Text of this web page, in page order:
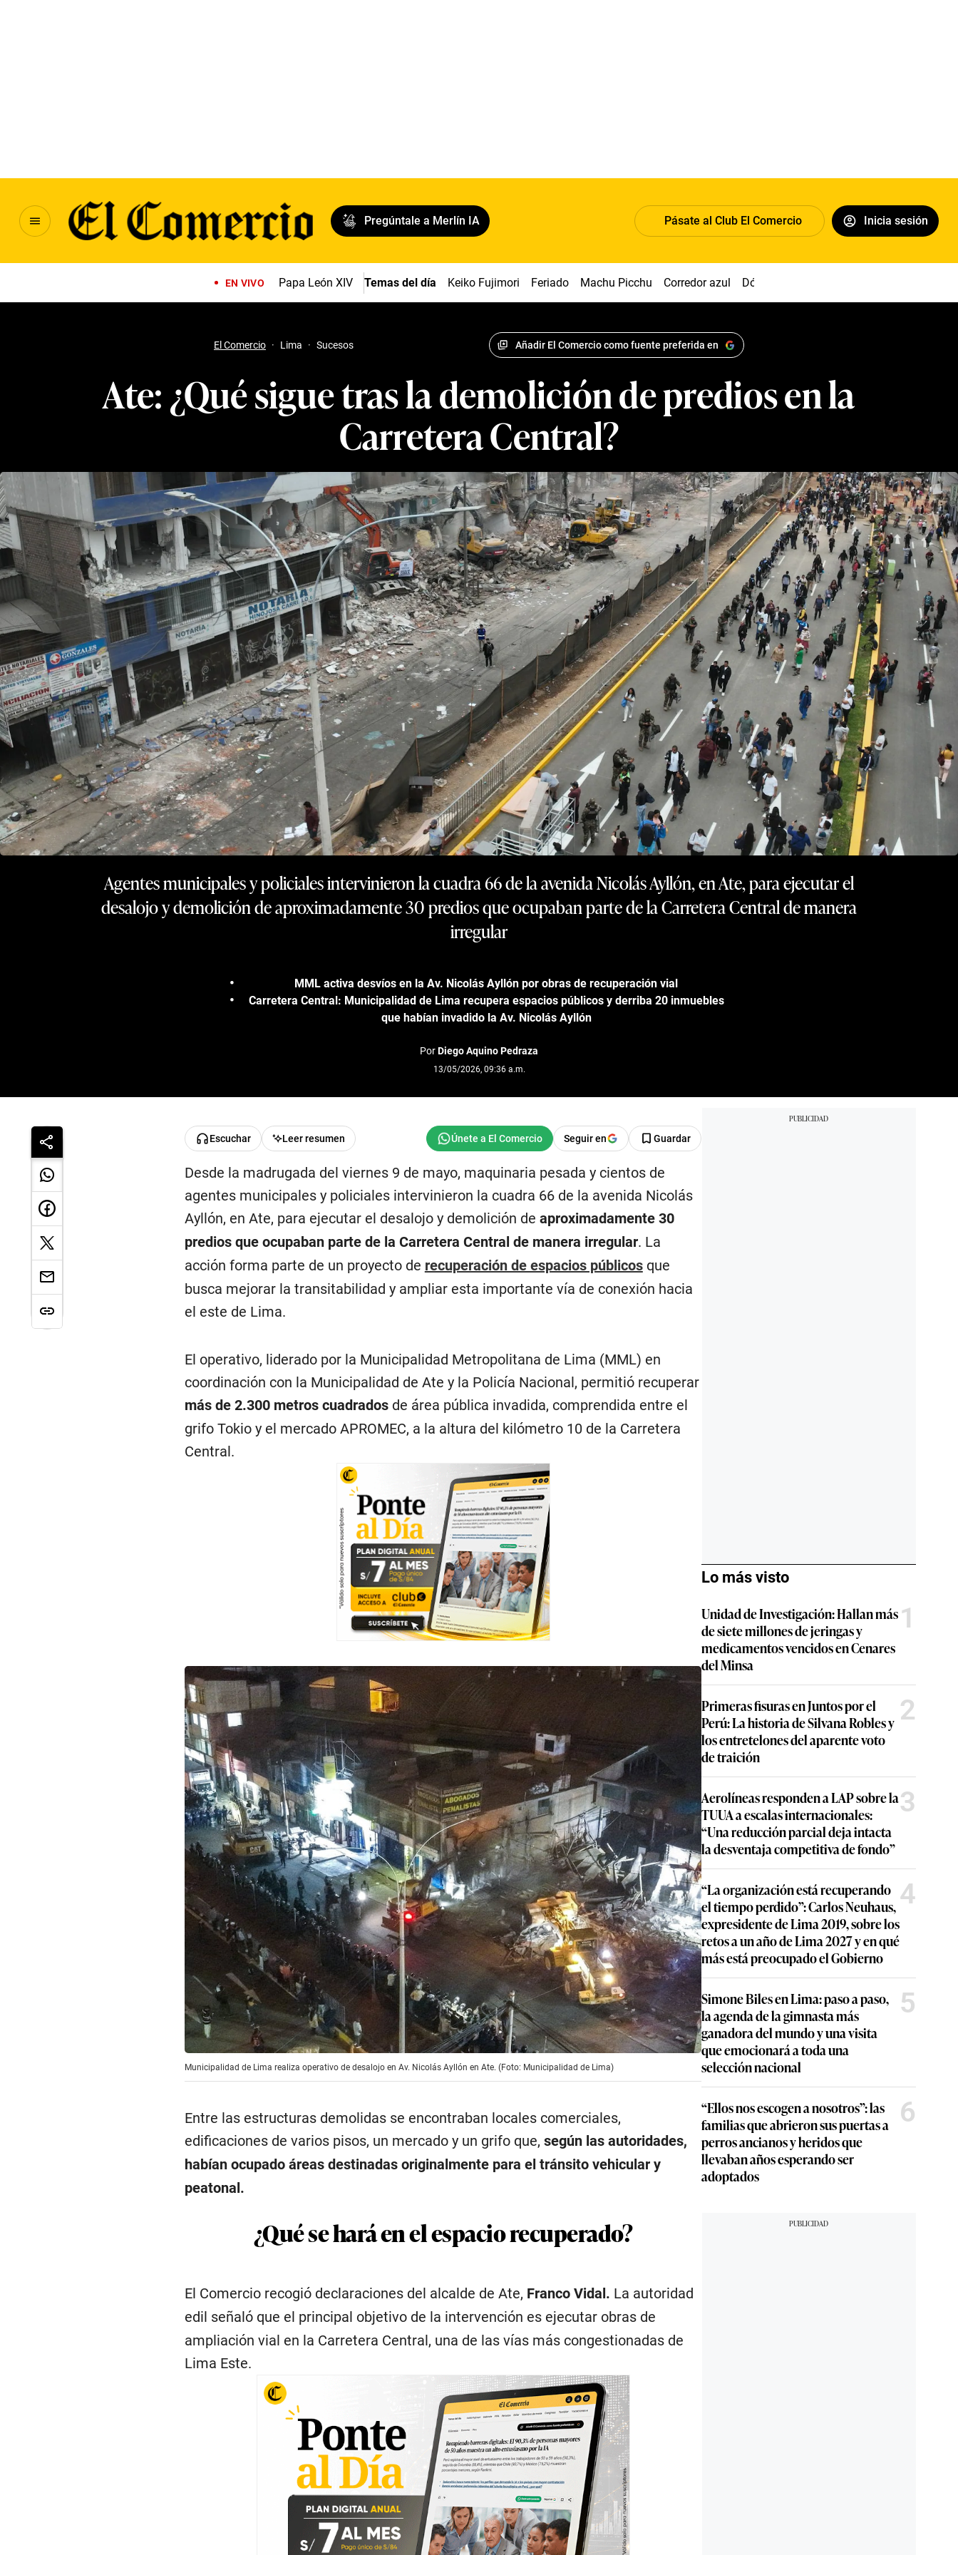
Pregúntale a Merlín IA Pásate al Club El Comercio Inicia sesión
EN VIVO Papa León XIV Temas del día Keiko Fujimori Feriado Machu Picchu Corredor azul Dólar
El Comercio · Lima · Sucesos Añadir El Comercio como fuente preferida en
Ate: ¿Qué sigue tras la demolición de predios en la
Carretera Central?
Agentes municipales y policiales intervinieron la cuadra 66 de la avenida Nicolás Ayllón, en Ate, para ejecutar el
desalojo y demolición de aproximadamente 30 predios que ocupaban parte de la Carretera Central de manera
irregular
MML activa desvíos en la Av. Nicolás Ayllón por obras de recuperación vial
Carretera Central: Municipalidad de Lima recupera espacios públicos y derriba 20 inmuebles
que habían invadido la Av. Nicolás Ayllón
PorDiego Aquino Pedraza
13/05/2026, 09:36 a.m.
Escuchar Leer resumen Seguir en Guardar
Desde la madrugada del viernes 9 de mayo, maquinaria pesada y cientos de
agentes municipales y policiales intervinieron la cuadra 66 de la avenida Nicolás
Ayllón, en Ate, para ejecutar el desalojo y demolición de aproximadamente 30
predios que ocupaban parte de la Carretera Central de manera irregular. La
acción forma parte de un proyecto de recuperación de espacios públicosque
busca mejorar la transitabilidad y ampliar esta importante vía de conexión hacia
el este de Lima.
El operativo, liderado por la Municipalidad Metropolitana de Lima (MML) en
coordinación con la Municipalidad de Ate y la Policía Nacional, permitió recuperar
más de 2.300 metros cuadradosde área pública invadida, comprendida entre el
grifo Tokio y el mercado APROMEC, a la altura del kilómetro 10 de la Carretera
Central.
Municipalidad de Lima realiza operativo de desalojo en Av. Nicolás Ayllón en Ate. (Foto: Municipalidad de Lima)
Entre las estructuras demolidas se encontraban locales comerciales,
edificaciones de varios pisos, un mercado y un grifo que, según las autoridades,
habían ocupado áreas destinadas originalmente para el tránsito vehicular y
peatonal.
¿Qué se hará en el espacio recuperado?
El Comercio recogió declaraciones del alcalde de Ate, Franco Vidal. La autoridad
edil señaló que el principal objetivo de la intervención es ejecutar obras de
ampliación vial en la Carretera Central, una de las vías más congestionadas de
Lima Este.
Lo más visto
Unidad de Investigación: Hallan más
de siete millones de jeringas y
medicamentos vencidos en Cenares
del Minsa
1
Primeras fisuras en Juntos por el
Perú: La historia de Silvana Robles y
los entretelones del aparente voto
de traición
2
Aerolíneas responden a LAP sobre la
TUUA a escalas internacionales:
“Una reducción parcial deja intacta
la desventaja competitiva de fondo”
3
“La organización está recuperando
el tiempo perdido”: Carlos Neuhaus,
expresidente de Lima 2019, sobre los
retos a un año de Lima 2027 y en qué
más está preocupado el Gobierno
4
Simone Biles en Lima: paso a paso,
la agenda de la gimnasta más
ganadora del mundo y una visita
que emocionará a toda una
selección nacional
5
“Ellos nos escogen a nosotros”: las
familias que abrieron sus puertas a
perros ancianos y heridos que
llevaban años esperando ser
adoptados
6